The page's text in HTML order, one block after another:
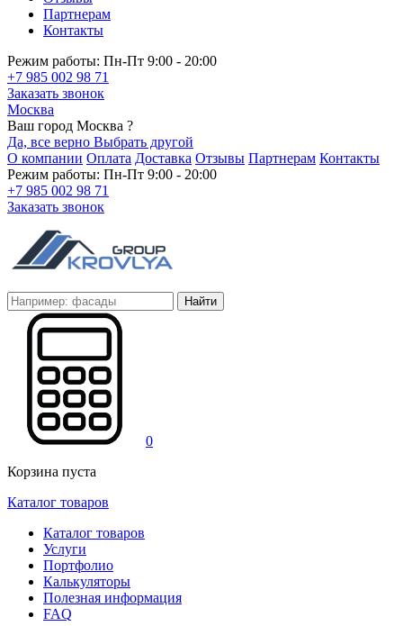
Партнерам
Контакты
Режим работы: Пн-Пт 9:00 - 20:00
+7 985 002 98 71
Заказать звонок
Москва
Ваш город Москва ?
Да, все верно Выбрать другой
О компании Оплата Доставка Отзывы Партнерам Контакты
Режим работы: Пн-Пт 9:00 - 20:00
+7 985 002 98 71
Заказать звонок
Найти
0
Корзина пуста
Каталог товаров
Каталог товаров
Услуги
Портфолио
Калькуляторы
Полезная информация
FAQ